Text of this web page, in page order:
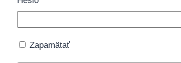
Zapamätať